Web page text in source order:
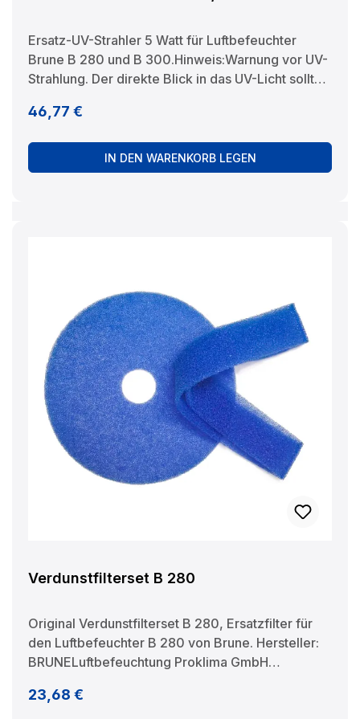
Ersatz-UV-Strahler 5 Watt für Luftbefeuchter
Brune B 280 und B 300.Hinweis:Warnung vor UV-
Strahlung. Der direkte Blick in das UV-Licht sollte
BRUNELuftbefeuchtung Proklima GmbH
06262-5454 mail@brune.info
Regulärer Preis:
46,77 €
IN DEN WARENKORB LEGEN
Verdunstfilterset B 280
Original Verdunstfilterset B 280, Ersatzfilter für
den Luftbefeuchter B 280 von Brune. Hersteller:
BRUNELuftbefeuchtung Proklima GmbH
06262-5454 mail@brune.info
Regulärer Preis:
23,68 €